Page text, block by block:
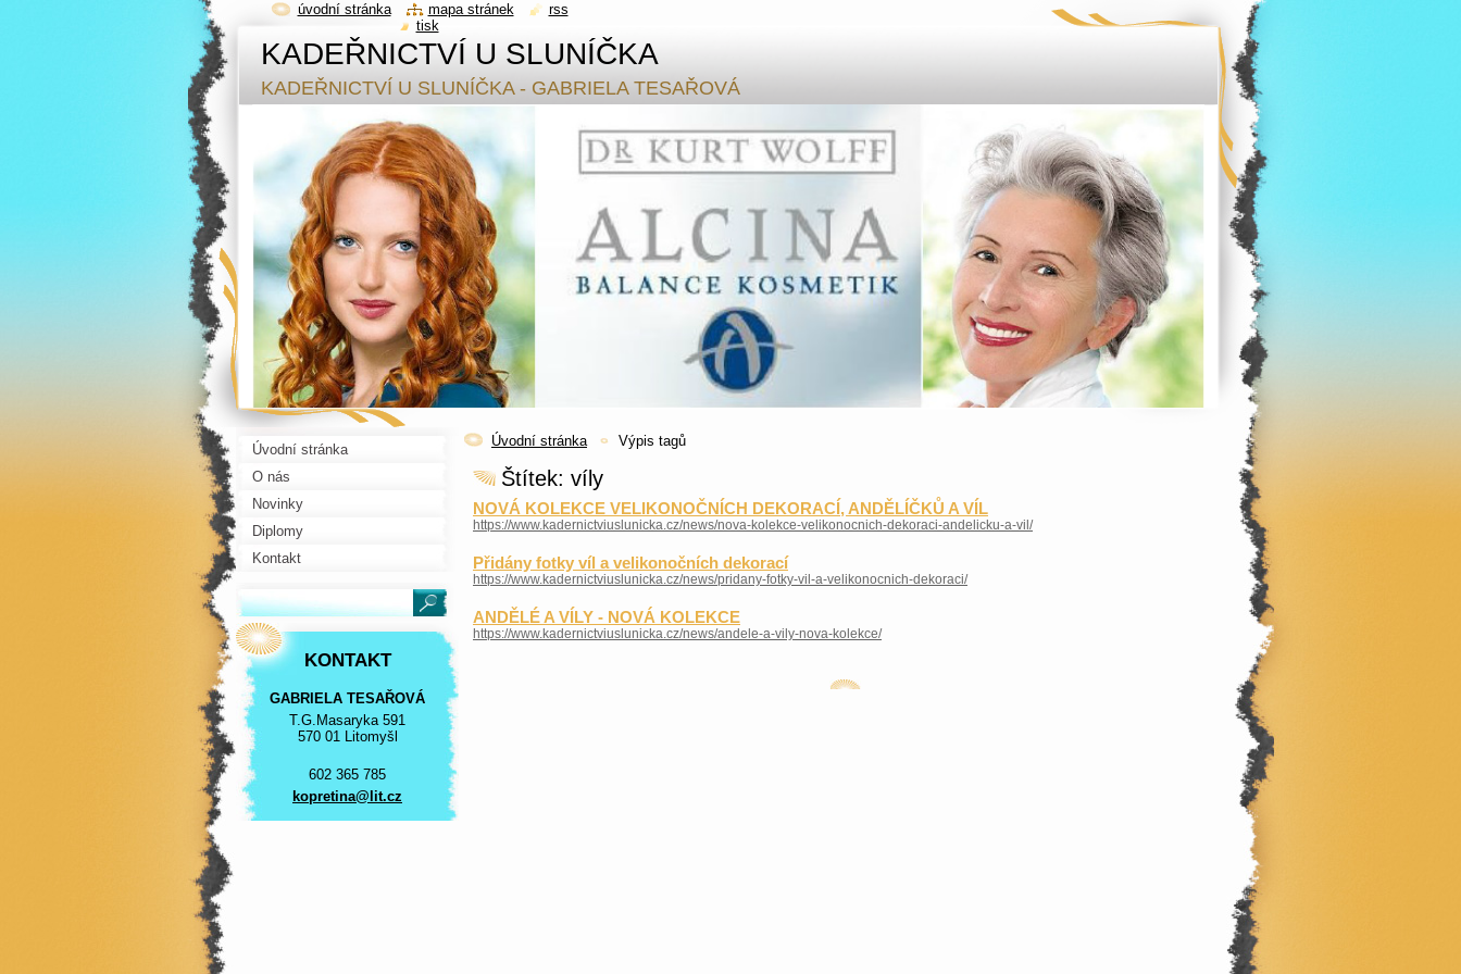
KADEŘNICTVÍ U SLUNÍČKA
KADEŘNICTVÍ U SLUNÍČKA - GABRIELA TESAŘOVÁ
Úvodní stránka Výpis tagů
Štítek: víly
NOVÁ KOLEKCE VELIKONOČNÍCH DEKORACÍ, ANDĚLÍČKŮ A VÍL
https://www.kadernictviuslunicka.cz/news/nova-kolekce-velikonocnich-dekoraci-andelicku-a-vil/
Přidány fotky víl a velikonočních dekorací
https://www.kadernictviuslunicka.cz/news/pridany-fotky-vil-a-velikonocnich-dekoraci/
ANDĚLÉ A VÍLY - NOVÁ KOLEKCE
https://www.kadernictviuslunicka.cz/news/andele-a-vily-nova-kolekce/
Úvodní stránka
O nás
Novinky
Diplomy
Kontakt
KONTAKT
GABRIELA TESAŘOVÁ
T.G.Masaryka 591
570 01 Litomyšl
602 365 785
kopretina@lit.cz
úvodní stránka mapa stránek
rss
tisk